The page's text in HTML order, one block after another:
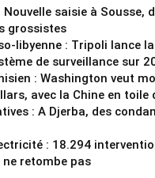
Nouvelle saisie à Sousse,
grossistes
libyenne : Tripoli lance
de surveillance sur
: Washington veut
avec la Chine en toile
: A Djerba, des
: 18.294
retombe pas